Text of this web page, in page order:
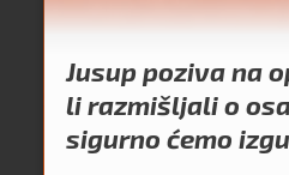
Jusup poziva na
li razmišljali o
sigurno ćemo